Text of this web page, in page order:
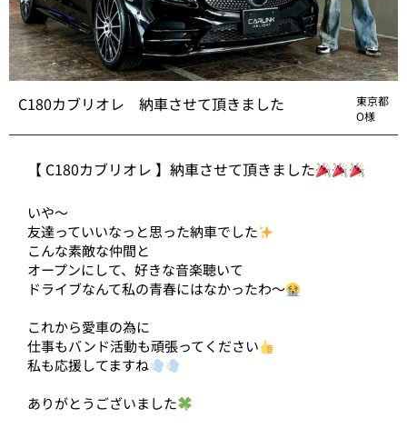
C180カブリオレ 納車させて頂きました
東京都
O様
【 C180カブリオレ 】納車させて頂きました
いや〜
友達っていいなっと思った納車でした
こんな素敵な仲間と
オープンにして、好きな音楽聴いて
ドライブなんて私の青春にはなかったわ〜
これから愛車の為に
仕事もバンド活動も頑張ってください
私も応援してますね
ありがとうございました